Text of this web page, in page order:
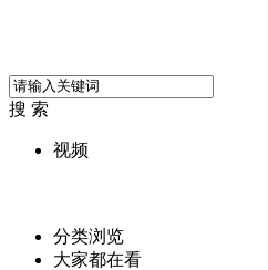
搜 索
视频
分类浏览
大家都在看